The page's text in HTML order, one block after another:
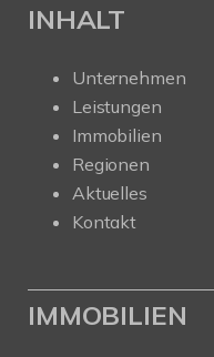
INHALT
Unternehmen
Leistungen
Immobilien
Regionen
Aktuelles
Kontakt
IMMOBILIEN